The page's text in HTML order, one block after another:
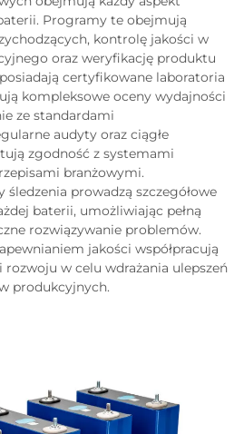
Programy te obejmują
kontrolę jakości w
oraz weryfikację produktu
certyfikowane laboratoria
kompleksowe oceny wydajności
ze standardami
audyty oraz ciągłe
zgodność z systemami
branżowymi.
śledzenia prowadzą szczegółowe
baterii, umożliwiając pełną
rozwiązywanie problemów.
jakości współpracują
rozwoju w celu wdrażania ulepszeń
produkcyjnych.